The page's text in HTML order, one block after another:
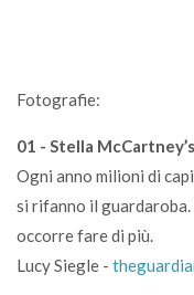
Fotografie:
01 - Stella
Ogni anno milioni di
si rifanno il
occorre fare di più.
Lucy Siegle -